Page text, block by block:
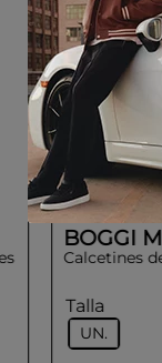
BOGGI
Calcetines
Talla
UN.